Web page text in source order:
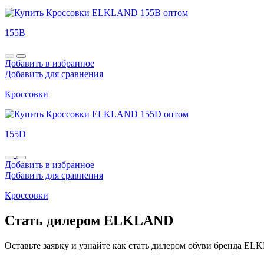
155B
Добавить в избранное
Добавить для сравнения
Кроссовки
155D
Добавить в избранное
Добавить для сравнения
Кроссовки
Стать дилером ELKLAND
Оставьте заявку и узнайте как стать дилером обуви бренда